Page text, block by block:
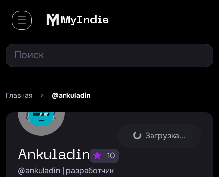
MyIndie
Главная > @ankuladin
Загрузка...
ankuladin
10
@ankuladin | разработчик